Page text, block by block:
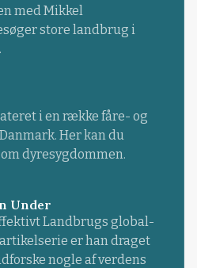
med Mikkel
store landbrug i
i en række fåre- og
Her kan du
dyresygdommen.
Under
Landbrugs global-
er han draget
nogle af verdens